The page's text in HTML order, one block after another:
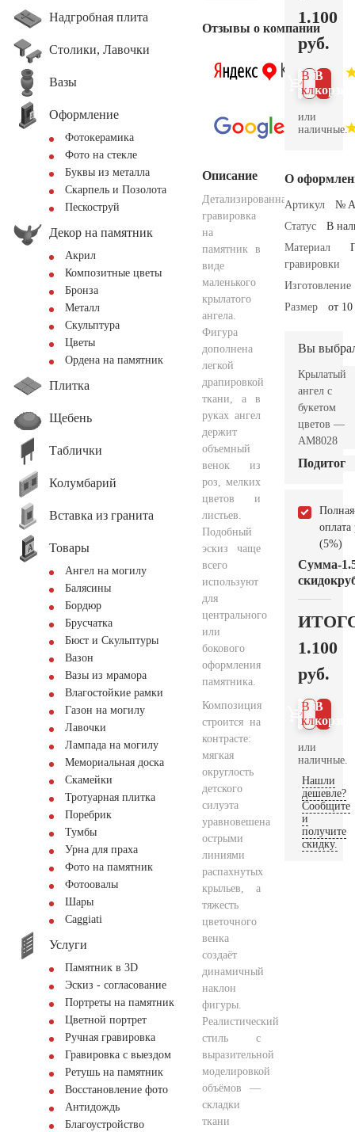
Надгробная плита
Столики, Лавочки
Вазы
Оформление
Фотокерамика
Фото на стекле
Буквы из металла
Скарпель и Позолота
Пескоструй
Декор на памятник
Акрил
Композитные цветы
Бронза
Металл
Скульптура
Цветы
Ордена на памятник
Плитка
Щебень
Таблички
Колумбарий
Вставка из гранита
Товары
Ангел на могилу
Балясины
Бордюр
Брусчатка
Бюст и Скульптуры
Вазон
Вазы из мрамора
Влагостойкие рамки
Газон на могилу
Лавочки
Лампада на могилу
Мемориальная доска
Скамейки
Тротуарная плитка
Поребрик
Тумбы
Урна для праха
Фото на памятник
Фотоовалы
Шары
Сaggiati
Услуги
Памятник в 3D
Эскиз - согласование
Портреты на памятник
Цветной портрет
Ручная гравировка
Гравировка с выездом
Ретушь на памятник
Восстановление фото
Антидождь
Благоустройство
Отзывы о компании
Описание
Детализированная
гравировка
на
памятник в
виде
маленького
крылатого
ангела.
Фигура
дополнена
легкой
драпировкой
ткани, а в
руках ангел
держит
объемный
венок из
роз, мелких
цветов и
листьев.
Подобный
эскиз чаще
всего
используют
для
центрального
или
бокового
оформления
памятника.
Композиция
строится на
контрасте:
мягкая
округлость
детского
силуэта
уравновешена
острыми
линиями
распахнутых
крыльев, а
тяжесть
цветочного
венка
создаёт
динамичный
наклон
фигуры.
Реалистический
стиль с
выразительной
моделировкой
объёмов —
складки
ткани
1.100
руб.
В
В 1
клик
или
наличные.
О
Артикул
№
Статус
В
Материал
гравировки
Изготовление
Размер
от
Вы
Крылатый
ангел с
букетом
цветов —
AM8028
Подитог
Полная
оплата
(5%)
Сумма
скидок
-
1.100
руб.
В
В 1
клик
или
наличные.
Нашли
дешевле?
Сообщите
и
получите
скидку.